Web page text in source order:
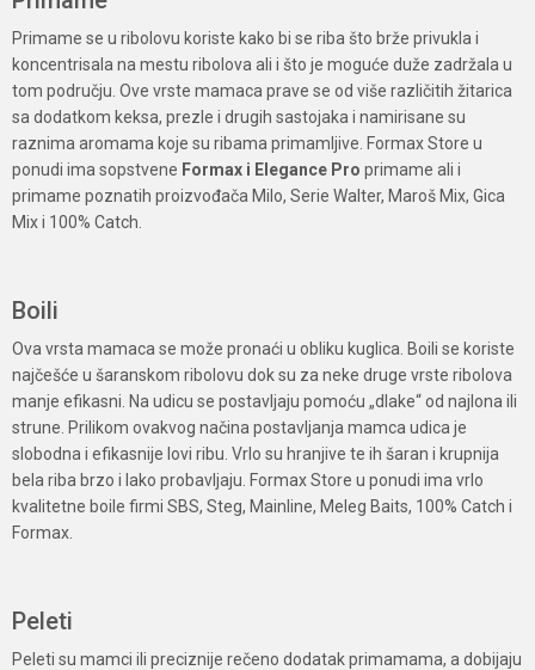
Primame se u ribolovu koriste kako bi se riba što brže privukla i
koncentrisala na mestu ribolova ali i što je moguće duže zadržala u
tom području. Ove vrste mamaca prave se od više različitih žitarica
sa dodatkom keksa, prezle i drugih sastojaka i namirisane su
raznima aromama koje su ribama primamljive. Formax Store u
ponudi ima sopstvene Formax i Elegance Pro primame ali i
primame poznatih proizvođača Milo, Serie Walter, Maroš Mix, Gica
Mix i 100% Catch.
Boili
Ova vrsta mamaca se može pronaći u obliku kuglica. Boili se koriste
najčešće u šaranskom ribolovu dok su za neke druge vrste ribolova
manje efikasni. Na udicu se postavljaju pomoću „dlake“ od najlona ili
strune. Prilikom ovakvog načina postavljanja mamca udica je
slobodna i efikasnije lovi ribu. Vrlo su hranjive te ih šaran i krupnija
bela riba brzo i lako probavljaju. Formax Store u ponudi ima vrlo
kvalitetne boile firmi SBS, Steg, Mainline, Meleg Baits, 100% Catch i
Formax.
Peleti
Peleti su mamci ili preciznije rečeno dodatak primamama, a dobijaju